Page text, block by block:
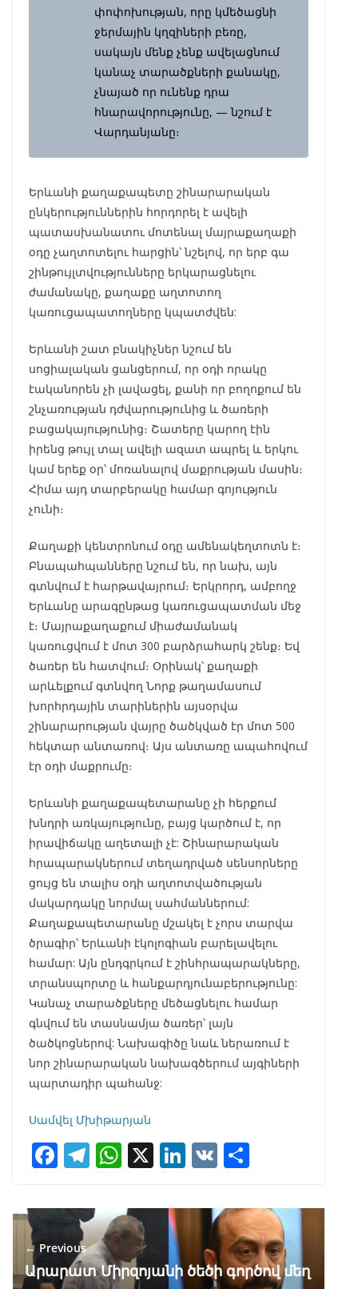
փոփոխության, որը կմեծացնի
ջերմային կղզիների բեռը,
սակայն մենք չենք ավելացնում
կանաչ տարածքների քանակը,
չնայած որ ունենք դրա
հնարավորությունը, — նշում է
Վարդանյանը։
Երևանի քաղաքապետը շինարարական
ընկերություններին հորդորել է ավելի
պատասխանատու մոտենալ մայրաքաղաքի
օդը չաղտոտելու հարցին՝ նշելով, որ երբ գա
շինթույլտվությունները երկարացնելու
ժամանակը, քաղաքը աղտոտող
կառուցապատողները կպատժվեն:
Երևանի շատ բնակիչներ նշում են
սոցիալական ցանցերում, որ օդի որակը
էականորեն չի լավացել, քանի որ բողոքում են
շնչառության դժվարությունից և ծառերի
բացակայությունից։ Շատերը կարող էին
իրենց թույլ տալ ավելի ազատ ապրել և երկու
կամ երեք օր՝ մոռանալով մաքրության մասին։
Հիմա այդ տարբերակը համար գոյություն
չունի։
Քաղաքի կենտրոնում օդը ամենակեղտոտն է։
Բնապահպանները նշում են, որ նախ, այն
գտնվում է հարթավայրում։ Երկրորդ, ամբողջ
Երևանը արագընթաց կառուցապատման մեջ
է։ Մայրաքաղաքում միաժամանակ
կառուցվում է մոտ 300 բարձրահարկ շենք։ Եվ
ծառեր են հատվում։ Օրինակ՝ քաղաքի
արևելքում գտնվող Նորք թաղամասում
խորհրդային տարիներին այսօրվա
շինարարության վայրը ծածկված էր մոտ 500
հեկտար անտառով։ Այս անտառը ապահովում
էր օդի մաքրումը։
Երևանի քաղաքապետարանը չի հերքում
խնդրի առկայությունը, բայց կարծում է, որ
իրավիճակը աղետալի չէ: Շինարարական
հրապարակներում տեղադրված սենսորները
ցույց են տալիս օդի աղտոտվածության
մակարդակը նորմալ սահմաններում:
Քաղաքապետարանը մշակել է չորս տարվա
ծրագիր՝ Երևանի էկոլոգիան բարելավելու
համար: Այն ընդգրկում է շինհրապարակները,
տրանսպորտը և հանքարդյունաբերությունը:
Կանաչ տարածքները մեծացնելու համար
գնվում են տասնամյա ծառեր՝ լայն
ծածկոցներով: Նախագիծը նաև ներառում է
նոր շինարարական նախագծերում այգիների
պարտադիր պահանջ:
Սամվել Մխիթարյան
F
e
b
o
T
e
gr
a
W
at
s
A
X Li
k
e
dI
V
ar
e
← Previous
Արարատ Միրզոյանի ծեծի գործով մեղ